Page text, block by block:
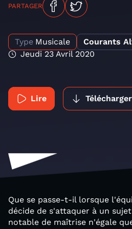
PARTAGER
Type Musicale
Courants
Jeudi 23 Avril 2020
Lire Télécharger
Que se passe-t-il lorsque
décide de s'attaquer à un
notable de maîtrise n'égale